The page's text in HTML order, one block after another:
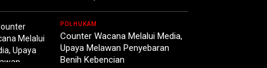
POLHUKAM
Counter Wacana Melalui Media,
Upaya Melawan Penyebaran
Benih Kebencian